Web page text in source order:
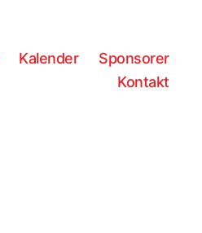
Kalender
Sponsorer
Kontakt